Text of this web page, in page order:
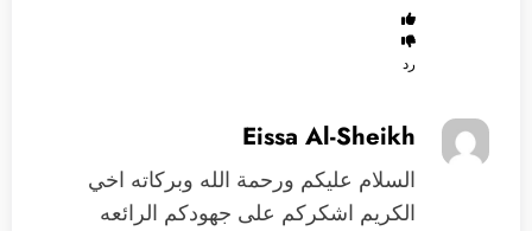
رد
Eissa Al-Sheikh
السلام عليكم ورحمة الله وبركاته اخي
الكريم اشكركم على جهودكم الرائعه